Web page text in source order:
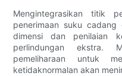
Mengintegrasikan titik
penerimaan suku
dimensi dan penilaian
perlindungan ekstra.
pemeliharaan untuk
ketidaknormalan akan